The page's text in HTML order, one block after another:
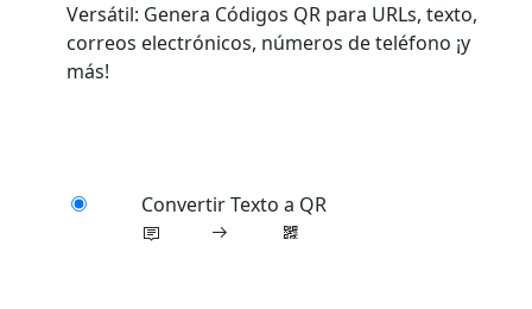
Versátil: Genera Códigos QR para URLs, texto,
correos electrónicos, números de teléfono ¡y
más!
Convertir Texto a QR